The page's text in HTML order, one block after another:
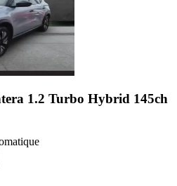
1.2 Turbo Hybrid 145ch